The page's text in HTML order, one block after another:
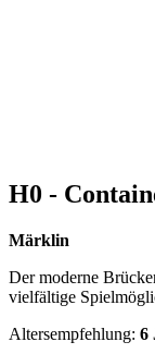
H0 -
Märklin
Der moderne
vielfältige
Altersempfehlung: 6